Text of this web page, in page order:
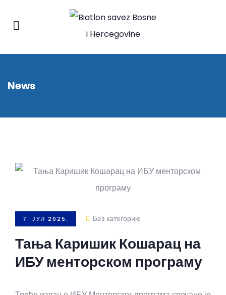
News
7. ЈУЛ 2025. Без категорије
Тања Каришик Кошарац на
ИБУ менторском програму